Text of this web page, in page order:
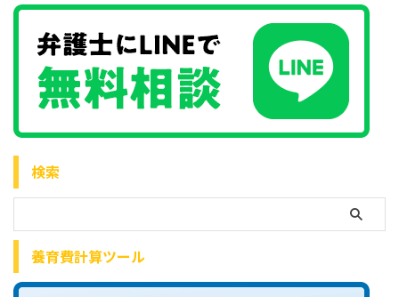
検索
養育費計算ツール